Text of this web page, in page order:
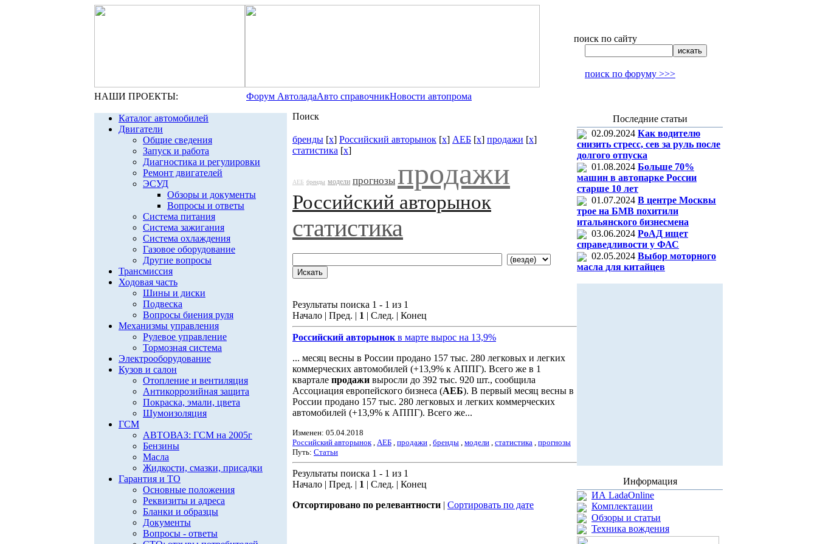
поиск по сайту
поиск по форуму >>>
НАШИ ПРОЕКТЫ: Форум АвтоладаАвто справочникНовости автопрома
Каталог автомобилей
Двигатели
Общие сведения
Запуск и работа
Диагностика и регулировки
Ремонт двигателей
ЭСУД
Обзоры и документы
Вопросы и ответы
Система питания
Система зажигания
Система охлаждения
Газовое оборудование
Другие вопросы
Трансмиссия
Ходовая часть
Шины и диски
Подвеска
Вопросы биения руля
Механизмы управления
Рулевое управление
Тормозная система
Электрооборудование
Кузов и салон
Отопление и вентиляция
Антикоррозийная защита
Покраска, эмали, цвета
Шумоизоляция
ГСМ
АВТОВАЗ: ГСМ на 2005г
Бензины
Масла
Жидкости, смазки, присадки
Гарантия и ТО
Основные положения
Реквизиты и адреса
Бланки и образцы
Документы
Вопросы - ответы
Поиск
бренды [x] Российский авторынок [x] АЕБ [x] продажи [x]
статистика [x]
АЕБ бренды модели прогнозы продажи
Российский авторынок
статистика
Результаты поиска 1 - 1 из 1
Начало | Пред. | 1 | След. | Конец
Российский авторынок в марте вырос на 13,9%
... месяц весны в России продано 157 тыс. 280 легковых и легких
коммерческих автомобилей (+13,9% к АППГ). Всего же в 1
квартале продажи выросли до 392 тыс. 920 шт., сообщила
Ассоциация европейского бизнеса (АЕБ). В первый месяц весны в
России продано 157 тыс. 280 легковых и легких коммерческих
автомобилей (+13,9% к АППГ). Всего же...
Изменен: 05.04.2018
Российский авторынок, АЕБ , продажи , бренды , модели , статистика , прогнозы
Путь: Статьи
Результаты поиска 1 - 1 из 1
Начало | Пред. | 1 | След. | Конец
Отсортировано по релевантности | Сортировать по дате
Последние статьи
02.09.2024 Как водителю
снизить стресс, сев за руль после
долгого отпуска
01.08.2024 Больше 70%
машин в автопарке России
старше 10 лет
01.07.2024 В центре Москвы
трое на БМВ похитили
итальянского бизнесмена
03.06.2024 РоАД ищет
справедливости у ФАС
02.05.2024 Выбор моторного
масла для китайцев
Информация
ИА LadaOnline
Комплектации
Обзоры и статьи
Техника вождения